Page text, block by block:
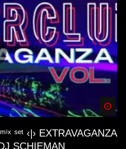
ˢᵉᵗ ‹|› EXTRAVAGANZA
SCHIEMAN